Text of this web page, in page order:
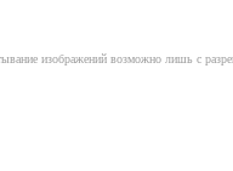
изображений возможно лишь с